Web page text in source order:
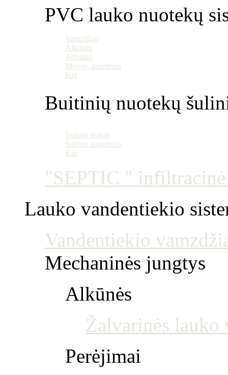
PVC lauko nuotekų
Vamzdžiai
Alkūnės
Trišakiai
Movos, perėjimai
Kiti
Buitinių nuotekų
Šulinio stovas
Šulinio pagrindas
Kiti
"SEPTIC "
Lauko vandentiekio
Vandentiekio
Mechaninės jungtys
Alkūnės
Žalvarinės lauko
Perėjimai